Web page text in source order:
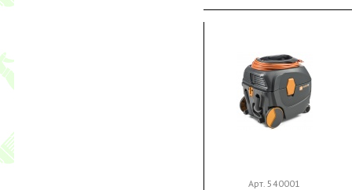
Арт. 540001